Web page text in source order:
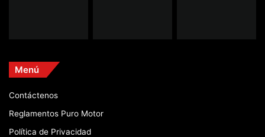
Menú
Contáctenos
Reglamentos Puro Motor
Política de Privacidad